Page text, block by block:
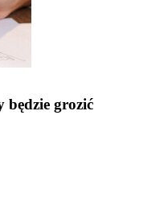
będzie grozić